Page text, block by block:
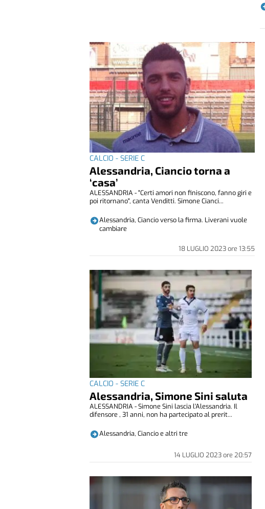
CALCIO - SERIE C
Alessandria, Ciancio torna a
‘casa’
18 LUGLIO 2023ore 13:55
ALESSANDRIA - "Certi amori non finiscono, fanno giri e
poi ritornano", canta Venditti. Simone Cianci...
Alessandria, Ciancio verso la firma. Liverani vuole
cambiare
CALCIO - SERIE C
Alessandria, Simone Sini saluta
14 LUGLIO 2023ore 20:57
ALESSANDRIA - Simone Sini lascia l'Alessandria. Il
difensore , 31 anni, non ha partecipato al prerit...
Alessandria, Ciancio e altri tre